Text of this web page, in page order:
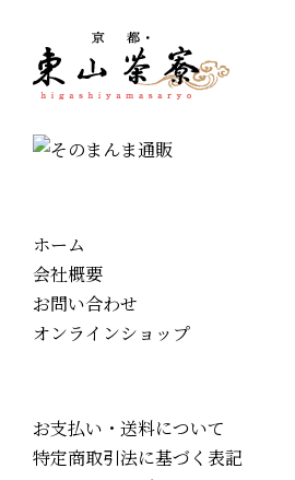
ホーム
会社概要
お問い合わせ
オンラインショップ
お支払い・送料について
特定商取引法に基づく表記